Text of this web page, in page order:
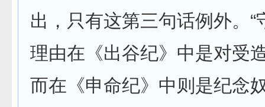
出，只有这第三句话例外。“
理由在《出谷纪》中是对受
而在《申命纪》中则是纪念